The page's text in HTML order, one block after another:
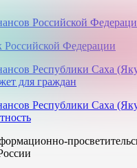
Российской
Федерации
Республики Саха
для граждан
Республики Саха